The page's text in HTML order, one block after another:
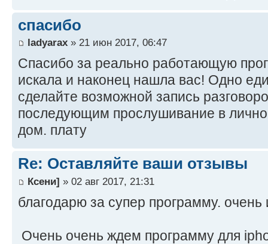
спасибо
ladyarax » 21 июн 2017, 06:47
Спасибо за реально работающую
искала и наконец нашла вас! Одно
сделайте возможной запись
последующим прослушивание в
дом. плату
Re: Оставляйте ваши отзывы
Ксени] » 02 авг 2017, 21:31
благодарю за супер программу.
Очень очень ждем программу для